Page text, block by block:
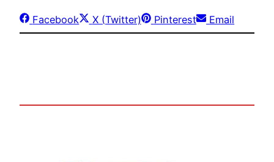
Share
on
Facebook
Share
on
X (Twitter)
Share
on
Pinterest
Share
on
Email